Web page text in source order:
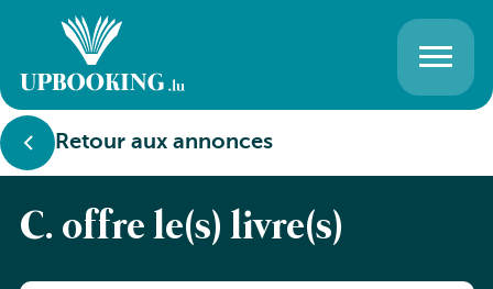
Retour aux annonces
C. offre le(s) livre(s)